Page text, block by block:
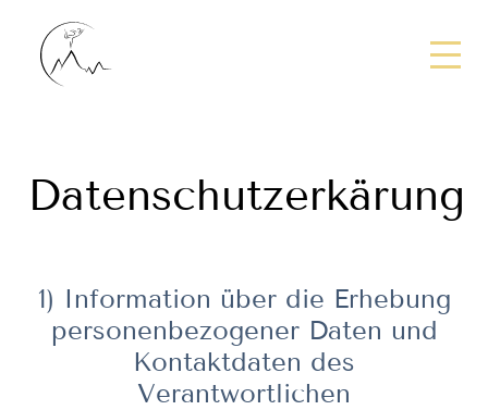
Datenschutzerkärung
1) Information über die Erhebung
personenbezogener Daten und
Kontaktdaten des
Verantwortlichen